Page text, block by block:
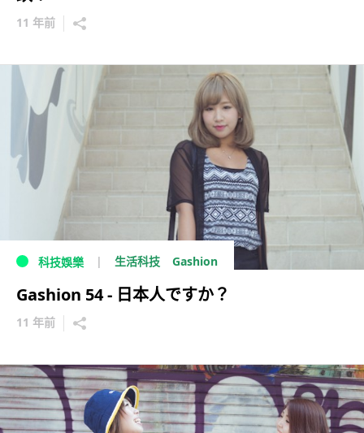
11 年前
科技娛樂 生活科技 Gashion
Gashion 54 - 日本人ですか？
11 年前